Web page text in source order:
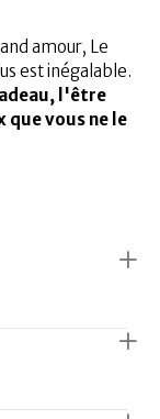
amour, Le
est inégalable.
l'être
que vous ne le